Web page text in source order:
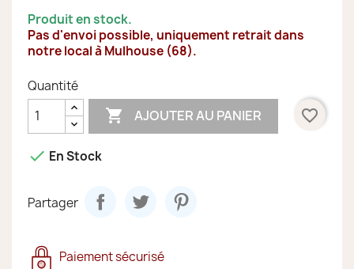
Produit en stock.
Pas d'envoi possible, uniquement retrait dans
notre local à Mulhouse (68).
Quantité
 AJOUTER AU PANIER favorite_border
 En Stock
Partager
Paiement sécurisé